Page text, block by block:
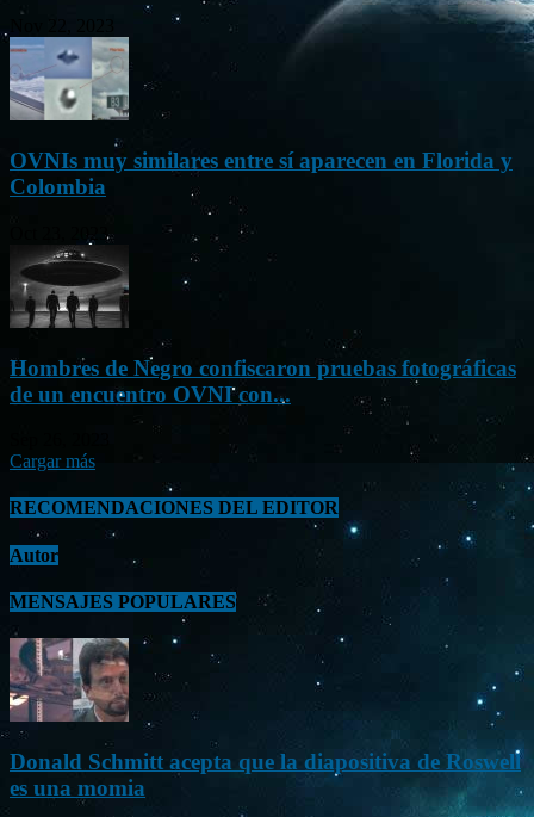
OVNIs muy similares entre sí aparecen en Florida y
Colombia
Oct 23, 2023
Hombres de Negro confiscaron pruebas fotográficas
de un encuentro OVNI con...
Cargar más
RECOMENDACIONES DEL EDITOR
Autor
MENSAJES POPULARES
Donald Schmitt acepta que la diapositiva de Roswell
es una momia